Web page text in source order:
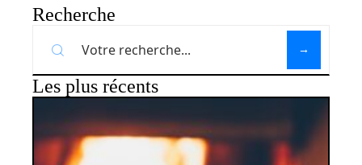
Recherche
Les plus récents